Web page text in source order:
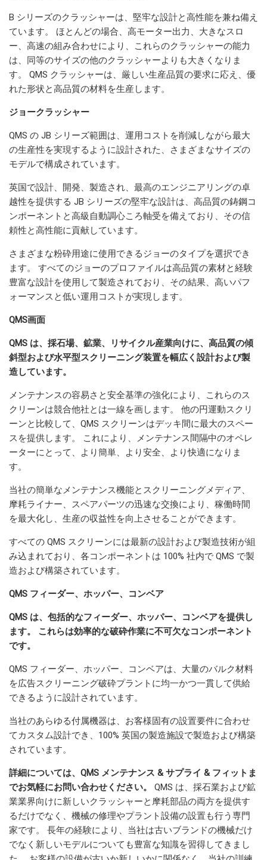
B シリーズのクラッシャーは、堅牢な設計と高性能を兼ね備え
ています。 ほとんどの場合、高モーター出力、大きなスロ
ー、高速の組み合わせにより、これらのクラッシャーの能力
は、同等のサイズの他のクラッシャーよりも大きくなりま
す。 QMS クラッシャーは、厳しい生産品質の要求に応え、優
れた形状と高品質の材料を生産します。
ジョークラッシャー
QMS の JB シリーズ範囲は、運用コストを削減しながら最大
の生産性を実現するように設計された、さまざまなサイズの
モデルで構成されています。
英国で設計、開発、製造され、最高のエンジニアリングの卓
越性を提供する JB シリーズの堅牢な設計は、高品質の鋳鋼コ
ンポーネントと高級自動調心ころ軸受を備えており、その信
頼性と高性能に貢献しています。
さまざまな粉砕用途に使用できるジョーのタイプを選択でき
ます。 すべてのジョーのプロファイルは高品質の素材と経験
豊富な設計を使用して製造されており、その結果、高いパフ
ォーマンスと低い運用コストが実現します。
QMS画面
QMS は、採石場、鉱業、リサイクル産業向けに、高品質の傾
斜型および水平型スクリーニング装置を幅広く設計および製
造しています。
メンテナンスの容易さと安全基準の強化により、これらのス
クリーンは競合他社とは一線を画します。 他の円運動スクリ
ーンと比較して、QMS スクリーンはデッキ間に最大のスペー
スを提供します。 これにより、メンテナンス間隔中のオペレ
ーターにとって、より簡単、より安全、より快適になりま
す。
当社の簡単なメンテナンス機能とスクリーニングメディア、
摩耗ライナー、スペアパーツの迅速な交換により、稼働時間
を最大化し、生産の収益性を向上させることができます。
すべての QMS スクリーンには最新の設計および製造技術が組
み込まれており、各コンポーネントは 100% 社内で QMS で製
造および構築されています。
QMS フィーダー、ホッパー、コンベア
QMS は、包括的なフィーダー、ホッパー、コンベアを提供し
ます。 これらは効率的な破砕作業に不可欠なコンポーネント
です。
QMS フィーダー、ホッパー、コンベアは、大量のバルク材料
を広告スクリーニング破砕プラントに均一かつ一貫して供給
できるように設計されています。
当社のあらゆる付属機器は、お客様固有の設置要件に合わせ
てカスタム設計でき、100% 英国の製造施設で製造および構築
されています。
詳細については、QMS メンテナンス & サプライ & フィットま
でお気軽にお問い合わせください。
QMS は、採石業および鉱
業業界向けに新しいクラッシャーと摩耗部品の両方を提供す
るだけでなく、機械の修理やプラント設備の設置も行う専門
家です。 長年の経験により、当社は古いブランドの機械だけ
でなく新しいモデルについても豊富な知識を習得してきまし